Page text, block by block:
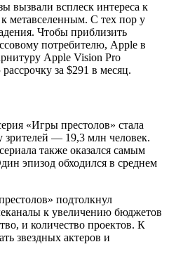
вызвали всплеск интереса к
метавселенным. С тех пор у
Чтобы приблизить
потребителю, Apple в
Apple Vision Pro
за $291 в месяц.
«Игры престолов» стала
зрителей — 19,3 млн человек.
также оказался самым
эпизод обходился в среднем
подтолкнул
к увеличению бюджетов
и количество проектов. К
звездных актеров и